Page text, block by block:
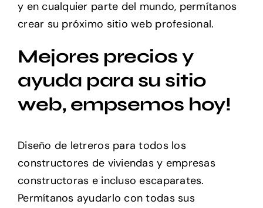
y en cualquier parte del mundo, permítanos
crear su próximo sitio web profesional.
Mejores precios y
ayuda para su sitio
web, empsemos hoy!
Diseño de letreros para todos los
constructores de viviendas y empresas
constructoras e incluso escaparates.
Permítanos ayudarlo con todas sus